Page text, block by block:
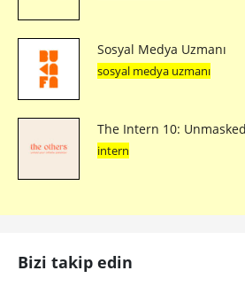
Sosyal Medya Uzmanı
sosyal medya uzmanı
The Intern 10: Unmasked
intern
Bizi takip edin